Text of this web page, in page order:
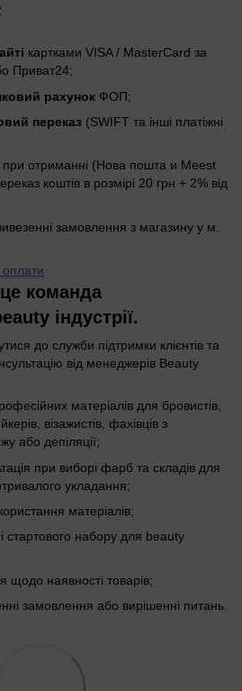
картками VISA / MasterCard за
Приват24;
рахунок ФОП;
переказ (SWIFT та інші платіжні
при отриманні (Нова пошта и Meest
коштів в розмірі 20 грн + 2% від
замовлення з магазину у м.
команда
індустрії.
до служби підтримки клієнтів та
від менеджерів Beauty
матеріалів для бровистів,
візажистів, фахівців з
або депіляції;
при виборі фарб та складів для
укладання;
матеріалів;
стартового набору для beauty
щодо наявності товарів;
замовлення або вирішенні питань.